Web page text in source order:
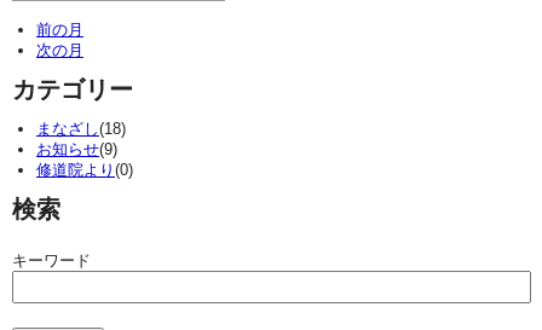
前の月
次の月
カテゴリー
まなざし(18)
お知らせ(9)
修道院より (0)
検索
キーワード